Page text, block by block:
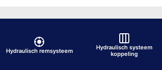
Hydraulisch remsysteem
Hydraulisch systeem
koppeling